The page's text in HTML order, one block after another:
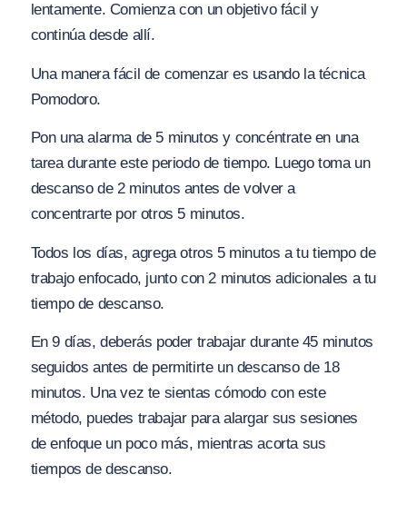
lentamente. Comienza con un objetivo fácil y
continúa desde allí.
Una manera fácil de comenzar es usando la técnica
Pomodoro.
Pon una alarma de 5 minutos y concéntrate en una
tarea durante este periodo de tiempo. Luego toma un
descanso de 2 minutos antes de volver a
concentrarte por otros 5 minutos.
Todos los días, agrega otros 5 minutos a tu tiempo de
trabajo enfocado, junto con 2 minutos adicionales a tu
tiempo de descanso.
En 9 días, deberás poder trabajar durante 45 minutos
seguidos antes de permitirte un descanso de 18
minutos. Una vez te sientas cómodo con este
método, puedes trabajar para alargar sus sesiones
de enfoque un poco más, mientras acorta sus
tiempos de descanso.